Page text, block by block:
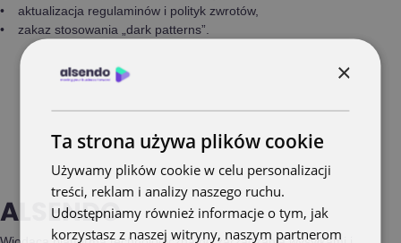
aktualizacja regulaminów i polityk zwrotów,
zakaz stosowania „dark patterns”.
ALSENDO
×
Ta strona używa plików cookie
Używamy plików cookie w celu personalizacji
treści, reklam i analizy naszego ruchu.
Udostępniamy również informacje o tym, jak
korzystasz z naszej witryny, naszym partnerom